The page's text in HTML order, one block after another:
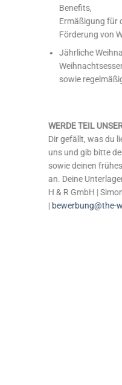
Benefits,
Ermäßigung für
Förderung von
Jährliche
sowie
WERDE TEIL
Dir gefällt, was du
uns und gib bitte
sowie deinen
an. Deine
H & R GmbH |
| bewerbung@the-